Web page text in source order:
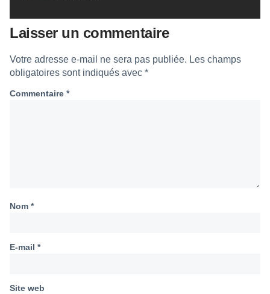
Laisser un commentaire
Votre adresse e-mail ne sera pas publiée. Les champs
obligatoires sont indiqués avec *
Commentaire *
Nom *
E-mail *
Site web